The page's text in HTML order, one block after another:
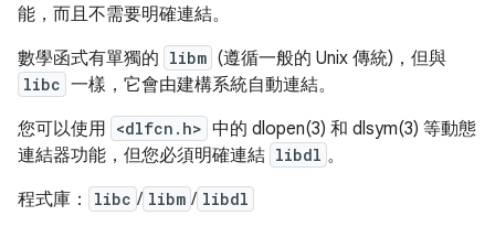
能，而且不需要明確連結。
數學函式有單獨的 libm (遵循一般的 Unix 傳統)，但與
libc 一樣，它會由建構系統自動連結。
您可以使用 <dlfcn.h> 中的 dlopen(3) 和 dlsym(3) 等動態
連結器功能，但您必須明確連結 libdl 。
程式庫：
libc / libm / libdl